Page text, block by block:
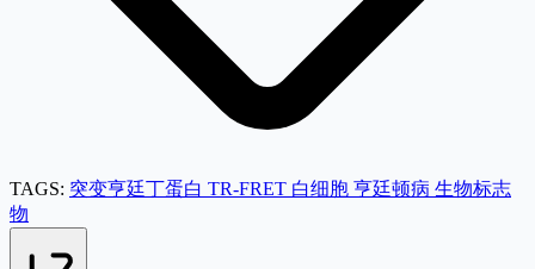
TAGS: 突变亨廷丁蛋白 TR-FRET 白细胞 亨廷顿病 生物标志
物